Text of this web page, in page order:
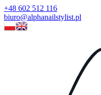
+48 602 512 116
biuro@alphanailstylist.pl